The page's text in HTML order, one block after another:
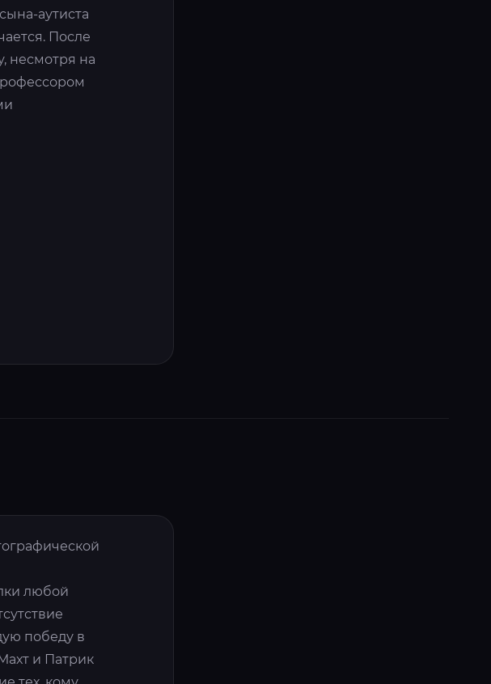
аутиста
После
несмотря на
любой
победу в
и Патрик